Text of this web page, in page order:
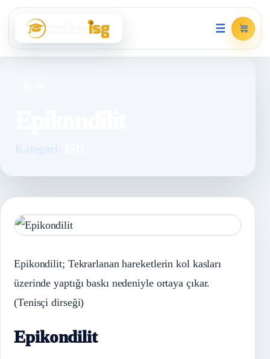
☰
Kategori:
Epikondilit; Tekrarlanan hareketlerin kol kasları
üzerinde yaptığı baskı nedeniyle ortaya çıkar.
(Tenisçi dirseği)
Epikondilit